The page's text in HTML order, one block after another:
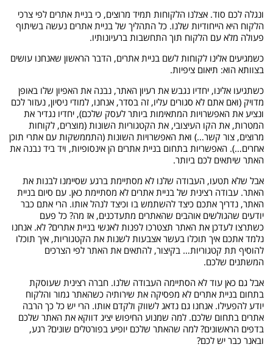
ונגלה לכם סוד. אצלנו הלקוחות תמיד מרוצים, כי בניית אתרים לפי צרכי
הלקוח היא הייחודיות שלנו. כל התהליך של בניית אתרים נעשה בשיתוף
פעולה מלא עם הלקוח תוך התחשבות ברעיונותיו.
כשמגיעים אלינו לקוחות לשם בניית אתרים, הדבר הראשון שאנחנו עושים
בצוותא הוא: תיאום ציפיות.
כשתגיעו אלינו, יחדיו נגבש את רעיון האתר, נבנה את האפיון שלו באופן
מדויק (ואם אתם לא סגורים עליו, זה בסדר, אנחנו, למודי ניסיון, נעזור לכם
ונציע את האפשרויות המתאימות ביותר לעסק שלכם), יחדיו נגדיר את
המטרות, את הקו העיצובי, את הקטגוריות השונות (מוצרים, לקוחות
מרוצים, צור קשר…) ואת האפשרויות השונות (התממשקות עם אתרי תוכן
אחרים…). האפשריות בתחום בניית אתרים הן אינסופיות, ויד ביד נבנה את
האתר שיתאים לכם ביותר.
אבל שלא תטעו, העבודה שלנו לא מסתיימת ברגע שסיימנו לבנות את
האתר. עבודה רצינית של בניית אתרים לא מסתיימת כאן. עם סיום בניית
האתר, נדריך אתכם כיצד להשתמש בו וכיצד לנהל אותו. הרי אתם כבר
יודעים שהגולשים אוהבים שהאתרים מתעדכנים, אז מה? כל פעם
כשתרצו לעדכן את האתר תצטרכו לפנות לאנשי בניית אתרים? לא. אנחנו
נלמד אתכם איך תוכלו בעשר אצבעות לשנות את הקטגוריות, איך תוכלו
להוסיף תת קטגוריות… בקיצור, להתאים את האתר לפי הצרכים
המשתנים שלכם.
אבל גם כאן עוד לא הסתיימה העבודה שלנו. חברה רצינית שעוסקת
בתחום בניית אתרים לא מפסיקה את שירותיה כשהאתר גמור והלקוח
יודע להפעילו. אנחנו גם נדאג לשווק ולקדם אותו. הרי יש כל כך הרבה
אתרים בתחום שלכם. למה שמנוע החיפוש יציג דווקא את האתר שלכם
בדפים הראשונים? למה שהאתר שלכם יופיע בפורטלים שונים? רגע,
ובאנר כבר יש לכם?